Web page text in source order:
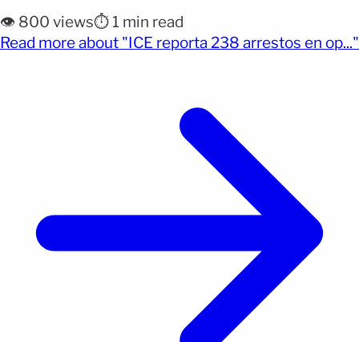
continúan en medio de cuestionamientos por
recientes muertes durante intervenciones de la
👁️ 800 views⏱️ 1 min read
Read more about "ICE reporta 238 arrestos en op..."